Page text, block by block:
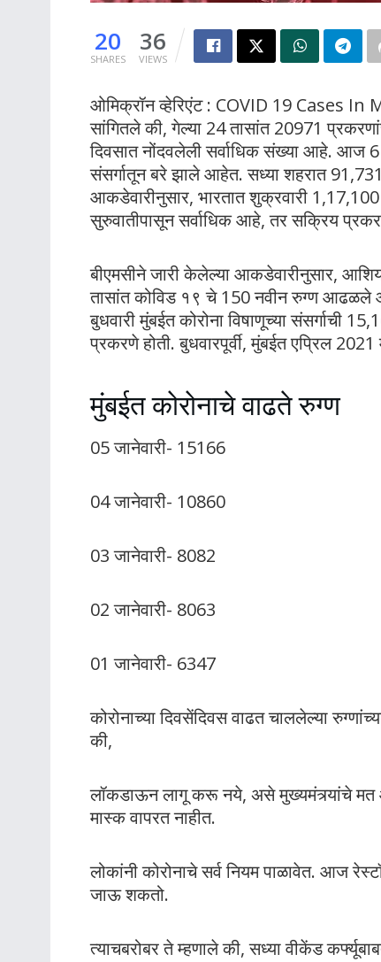
20
SHARES
36
VIEWS
ओमिक्रॉन व्हेरिएंट : COVID 19 Cases In
सांगितले की, गेल्या 24 तासांत 20971
दिवसात नोंदवलेली सर्वाधिक संख्या आहे. आज
संसर्गातून बरे झाले आहेत. सध्या शहरात
आकडेवारीनुसार, भारतात शुक्रवारी
सुरुवातीपासून सर्वाधिक आहे, तर सक्रिय
बीएमसीने जारी केलेल्या आकडेवारीनुसार,
तासांत कोविड १९ चे 150 नवीन रुग्ण आढळले
बुधवारी मुंबईत कोरोना विषाणूच्या संसर्गाची
प्रकरणे होती. बुधवारपूर्वी, मुंबईत एप्रिल
मुंबईत कोरोनाचे वाढते रुग्ण
05 जानेवारी- 15166
04 जानेवारी- 10860
03 जानेवारी- 8082
02 जानेवारी- 8063
01 जानेवारी- 6347
कोरोनाच्या दिवसेंदिवस वाढत चाललेल्या
की,
लॉकडाऊन लागू करू नये, असे मुख्यमंत्र्यांचे मत
मास्क वापरत नाहीत.
लोकांनी कोरोनाचे सर्व नियम पाळावेत. आज
जाऊ शकतो.
त्याचबरोबर ते म्हणाले की, सध्या वीकेंड